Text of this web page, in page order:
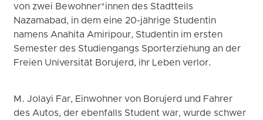
von zwei Bewohner*innen des Stadtteils
Nazamabad, in dem eine 20-jährige Studentin
namens Anahita Amiripour, Studentin im ersten
Semester des Studiengangs Sporterziehung an der
Freien Universität Borujerd, ihr Leben verlor.
M. Jolayi Far, Einwohner von Borujerd und Fahrer
des Autos, der ebenfalls Student war, wurde schwer